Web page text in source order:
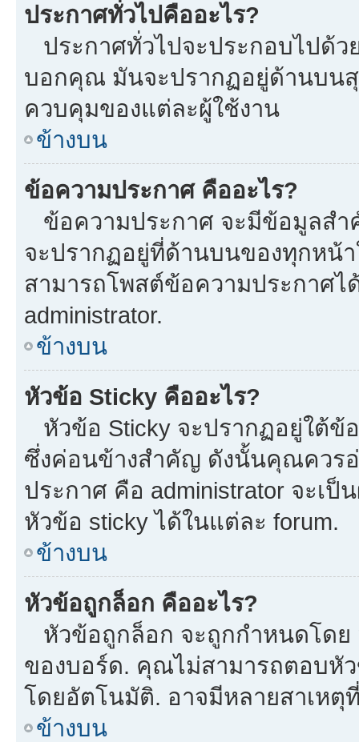
ประกาศทั่วไปคืออะไร?
ประกาศทั่วไปจะประกอบไปด้
บอกคุณ มันจะปรากฏอยู่ด้านบน
ควบคุมของแต่ละผู้ใช้งาน
ข้างบน
ข้อความประกาศ คืออะไร?
ข้อความประกาศ จะมีข้อมูลส
จะปรากฏอยู่ที่ด้านบนของทุกหน้
สามารถโพสต์ข้อความประกาศ
administrator.
ข้างบน
หัวข้อ Sticky คืออะไร?
หัวข้อ Sticky จะปรากฏอยู่ใต้ข้
ซึ่งค่อนข้างสำคัญ ดังนั้นคุณควรอ่
ประกาศ คือ administrator จะเ
หัวข้อ sticky ได้ในแต่ละ forum.
ข้างบน
หัวข้อถูกล็อก คืออะไร?
หัวข้อถูกล็อก จะถูกกำหนดโดย
ของบอร์ด. คุณไม่สามารถตอบหั
โดยอัตโนมัติ. อาจมีหลายสาเหตุ
ข้างบน